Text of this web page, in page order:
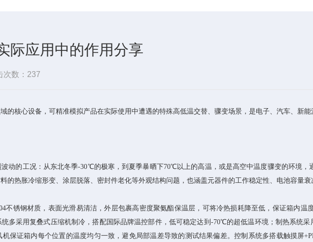
际应用中的作用分享
次数：237
的核心设备，可精准模拟产品在实际使用中遭遇的特殊高低温交替、骤变场景，是电子、汽车、新
的工况：从东北冬季-30℃的极寒，到夏季暴晒下70℃以上的高温，或是高空中温度骤变的环境，
的热胀冷缩形变、涂层脱落、密封件老化等外观结构问题，也涵盖元器件的工作稳定性、电池容量
锈钢材质，表面光滑易清洁，外层包裹高密度聚氨酯保温层，可将冷热损耗降至低，保证箱内温
多采用复叠式压缩机制冷，搭配国际品牌温控部件，低可稳定达到-70℃的超低温环境；制热系统
保证箱内每个位置的温度均匀一致，避免局部温差导致的测试结果偏差。控制系统多搭载触摸屏